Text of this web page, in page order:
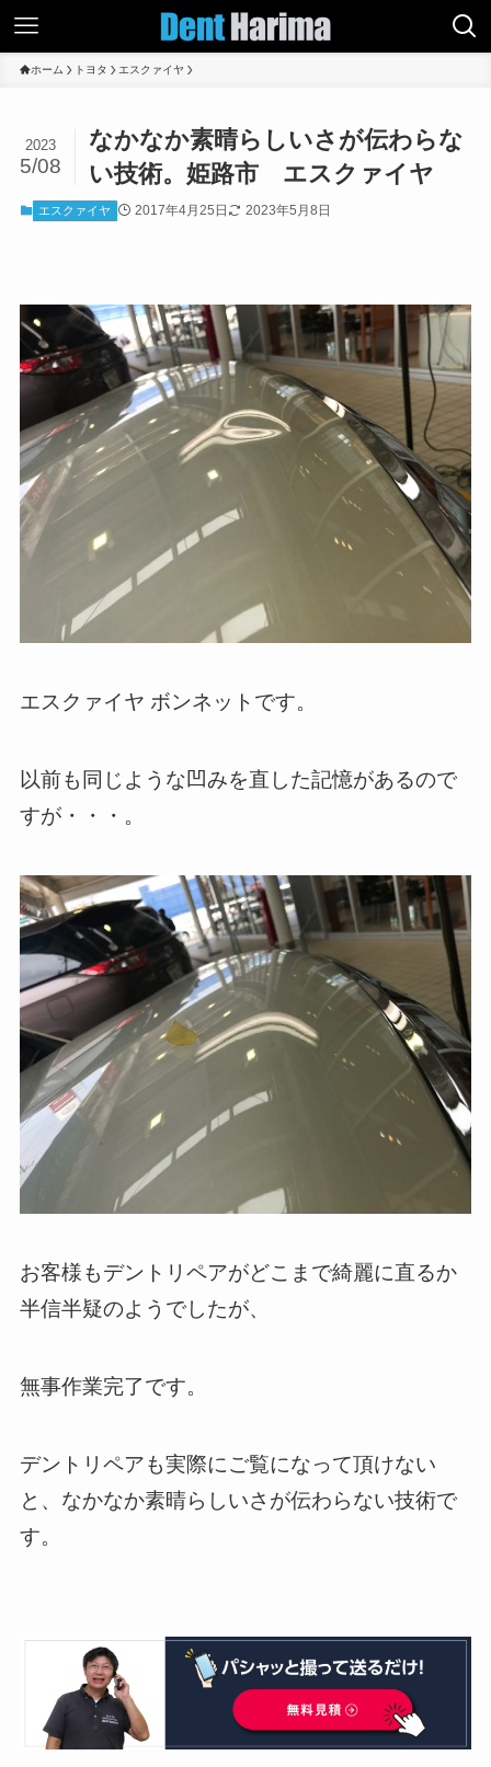
ホーム トヨタ エスクァイヤ
なかなか素晴らしいさが伝わらな
い技術。姫路市 エスクァイヤ
2023
5/08
エスクァイヤ 2017年4月25日 2023年5月8日
エスクァイヤ ボンネットです。
以前も同じような凹みを直した記憶があるので
すが・・・。
お客様もデントリペアがどこまで綺麗に直るか
半信半疑のようでしたが、
無事作業完了です。
デントリペアも実際にご覧になって頂けない
と、なかなか素晴らしいさが伝わらない技術で
す。